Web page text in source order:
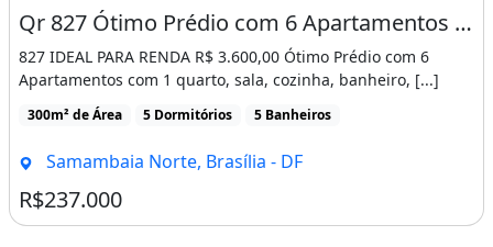
Qr 827 Ótimo Prédio com 6 Apartamentos com 1 Quarto Escriturado em Samambaia Norte - Df
827 IDEAL PARA RENDA R$ 3.600,00 Ótimo Prédio com 6
Apartamentos com 1 quarto, sala, cozinha, banheiro, [...]
300m² de Área 5 Dormitórios 5 Banheiros
Samambaia Norte, Brasília - DF
R$237.000